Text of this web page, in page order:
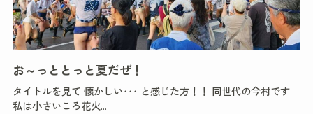
お～っととっと夏だぜ！
タイトルを見て 懐かしい･･･ と感じた方！！ 同世代の今村です
私は小さいころ花火...